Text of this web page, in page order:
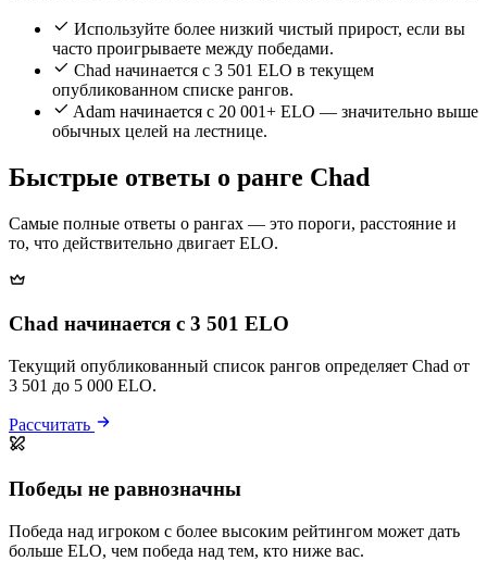
Используйте более низкий чистый прирост, если вы
часто проигрываете между победами.
Chad начинается с 3 501 ELO в текущем
опубликованном списке рангов.
Adam начинается с 20 001+ ELO — значительно выше
обычных целей на лестнице.
Быстрые ответы о ранге Chad
Самые полные ответы о рангах — это пороги, расстояние и
то, что действительно двигает ELO.
Chad начинается с 3 501 ELO
Текущий опубликованный список рангов определяет Chad от
3 501 до 5 000 ELO.
Рассчитать
Победы не равнозначны
Победа над игроком с более высоким рейтингом может дать
больше ELO, чем победа над тем, кто ниже вас.